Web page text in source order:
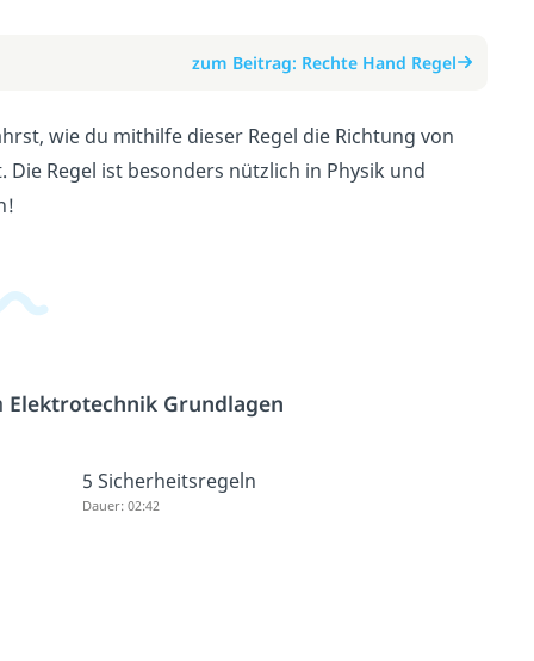
zum Beitrag: Rechte Hand Regel
wie du mithilfe dieser Regel die Richtung von
Regel ist besonders nützlich in Physik und
Elektrotechnik Grundlagen
5 Sicherheitsregeln
Dauer: 02:42